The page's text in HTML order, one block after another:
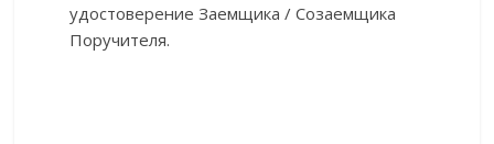
удостоверение Заемщика / Созаемщика
Поручителя.